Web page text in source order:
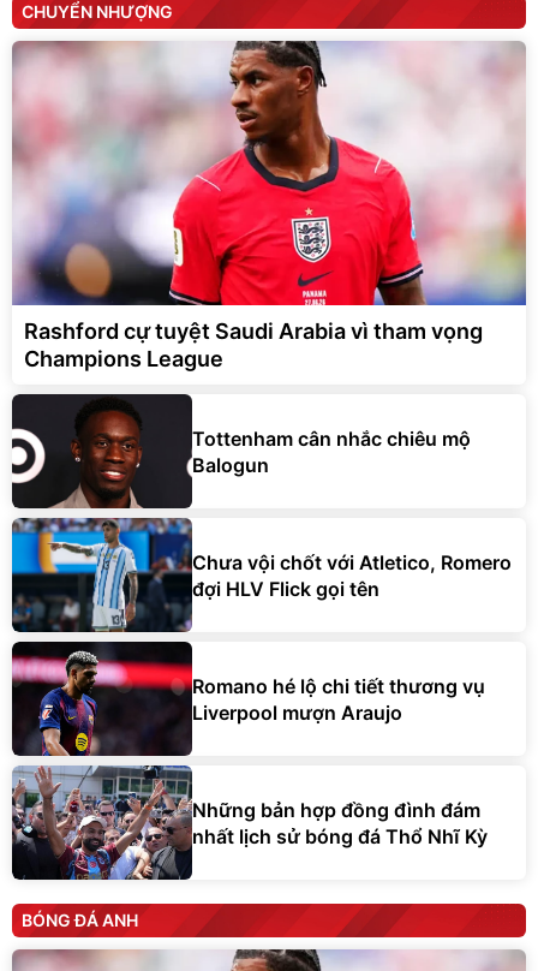
CHUYỂN NHƯỢNG
Rashford cự tuyệt Saudi Arabia vì tham vọng
Champions League
Tottenham cân nhắc chiêu mộ
Balogun
Chưa vội chốt với Atletico, Romero
đợi HLV Flick gọi tên
Romano hé lộ chi tiết thương vụ
Liverpool mượn Araujo
Những bản hợp đồng đình đám
nhất lịch sử bóng đá Thổ Nhĩ Kỳ
BÓNG ĐÁ ANH